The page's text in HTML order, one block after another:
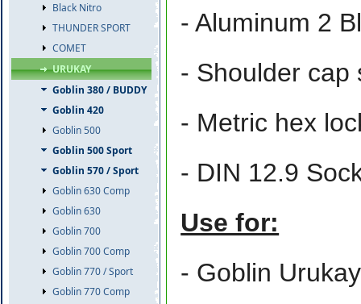
Black Nitro
THUNDER SPORT
COMET
URUKAY
Goblin 380 / BUDDY
Goblin 420
Goblin 500
Goblin 500 Sport
Goblin 570 / Sport
Goblin 630 Comp
Goblin 630
Goblin 700
Goblin 700 Comp
Goblin 770 / Sport
Goblin 770 Comp
- Aluminum 2
- Shoulder cap
- Metric hex
- DIN 12.9
Use for:
- Goblin Urukay